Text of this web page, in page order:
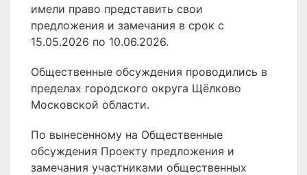
имели право представить свои
предложения и замечания в срок с
15.05.2026 по 10.06.2026.
Общественные обсуждения проводились в
пределах городского округа Щёлково
Московской области.
По вынесенному на Общественные
обсуждения Проекту предложения и
замечания участниками общественных